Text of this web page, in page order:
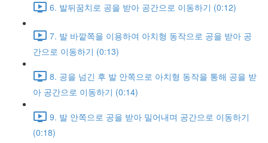
6. 발뒤꿈치로 공을 받아 공간으로 이동하기 (0:12)
7. 발 바깥쪽을 이용하여 아치형 동작으로 공을 받아 공
간으로 이동하기 (0:13)
8. 공을 넘긴 후 발 안쪽으로 아치형 동작을 통해 공을 받
아 공간으로 이동하기 (0:14)
9. 발 안쪽으로 공을 받아 밀어내며 공간으로 이동하기
(0:18)